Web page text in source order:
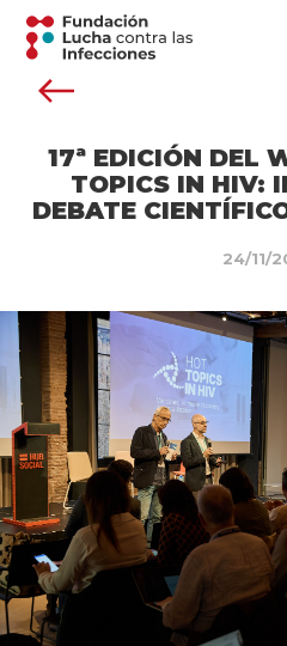
17ª EDICIÓN DEL
TOPICS IN HIV:
DEBATE
24/11/